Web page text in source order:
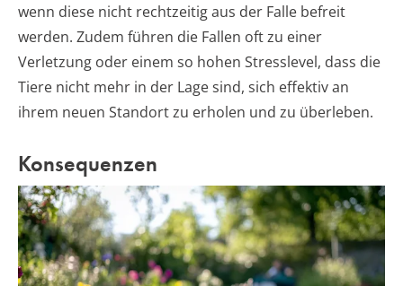
wenn diese nicht rechtzeitig aus der Falle befreit
werden. Zudem führen die Fallen oft zu einer
Verletzung oder einem so hohen Stresslevel, dass die
Tiere nicht mehr in der Lage sind, sich effektiv an
ihrem neuen Standort zu erholen und zu überleben.
Konsequenzen